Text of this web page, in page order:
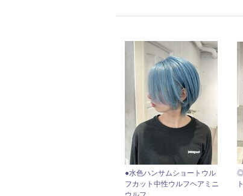
●水色ハンサムショートウル
フカット中性ウルフヘアミニ
◎